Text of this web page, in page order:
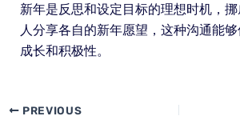
新年是反思和设定目标的理想时机，
人分享各自的新年愿望，这种沟通能
成长和积极性。
PREVIOUS